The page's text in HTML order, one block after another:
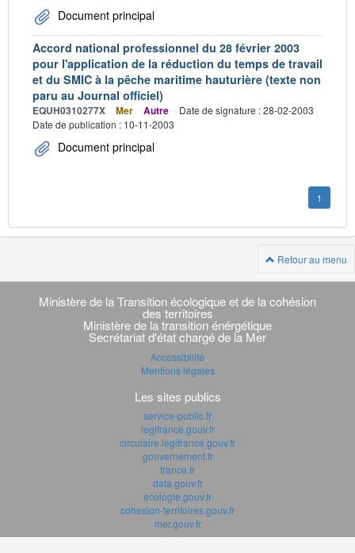
Document principal
Accord national professionnel du 28 février 2003
pour l'application de la réduction du temps de travail
et du SMIC à la pêche maritime hauturière (texte non
paru au Journal officiel)
EQUH0310277X Mer Autre
Date de signature : 28-02-2003
Date de publication : 10-11-2003
Document principal
1
Retour au menu
Navigation
transverse
Ministère de la Transition écologique et de la cohésion
des territoires
Ministère de la transition énérgétique
Secrétariat d'état chargé de la Mer
Accessibilité
Mentions légales
Les sites publics
service-public.fr
legifrance.gouv.fr
circulaire.legifrance.gouv.fr
gouvernement.fr
france.fr
data.gouv.fr
ecologie.gouv.fr
cohesion-territoires.gouv.fr
mer.gouv.fr